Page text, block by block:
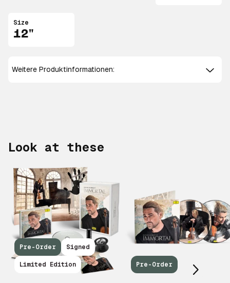
Size
12"
Weitere Produktinformationen:
Look at these
Pre-Order Signed
Limited Edition Pre-Order Scroll right